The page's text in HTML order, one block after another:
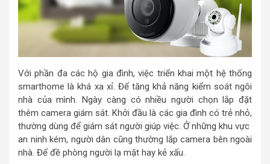
Với phần đa các hộ gia đình, việc triển khai một hệ thống
smarthome là khá xa xỉ. Để tăng khả năng kiểm soát ngôi
nhà của mình. Ngày càng có nhiều người chọn lắp đặt
thêm camera giám sát. Khởi đầu là các gia đình có trẻ nhỏ,
thường dùng để giám sát người giúp việc. Ở những khu vực
an ninh kém, người dân cũng thường lắp camera bên ngoài
nhà. Để đề phòng người lạ mặt hay kẻ xấu.